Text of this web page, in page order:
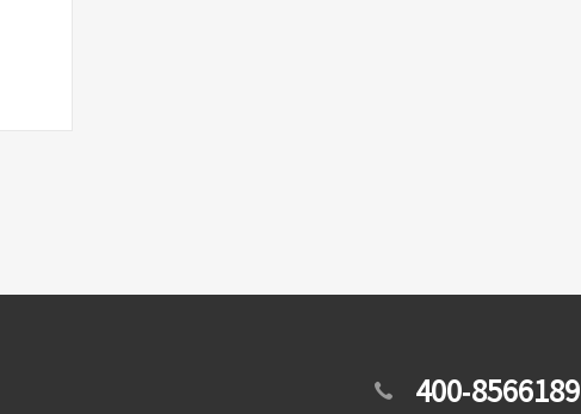
 400-8566189